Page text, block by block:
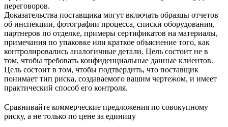
переговоров.
Доказательства поставщика могут включать образцы отчетов
об инспекции, фотографии процесса, списки оборудования,
партнеров по отделке, примеры сертификатов на материалы,
примечания по упаковке или краткое объяснение того, как
контролировались аналогичные детали. Цель состоит не в
том, чтобы требовать конфиденциальные данные клиентов.
Цель состоит в том, чтобы подтвердить, что поставщик
понимает тип риска, создаваемого вашим чертежом, и имеет
практический способ его контроля.
Сравнивайте коммерческие предложения по совокупному
риску, а не только по цене за единицу